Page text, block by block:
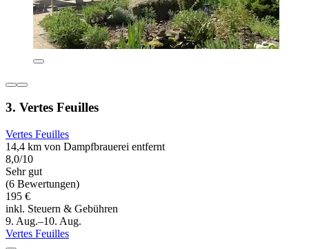
3. Vertes Feuilles
Vertes Feuilles
14,4 km von Dampfbrauerei entfernt
8,0/10
Sehr gut
(6 Bewertungen)
195 €
inkl. Steuern & Gebühren
9. Aug.–10. Aug.
Vertes Feuilles